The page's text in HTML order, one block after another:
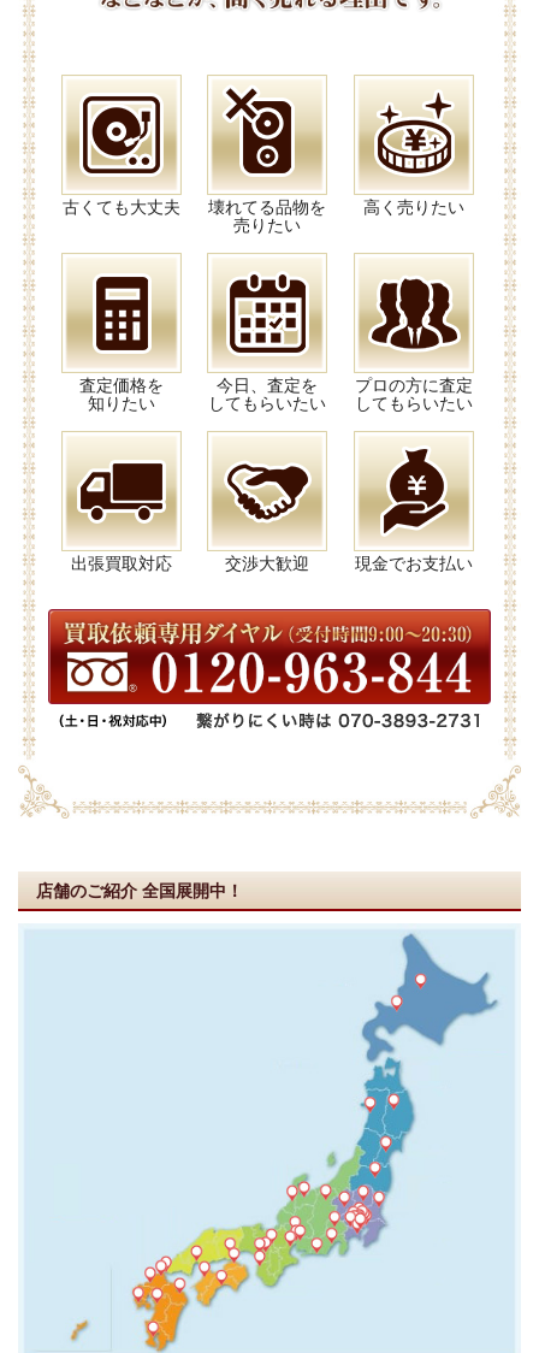
古くても大丈夫
壊れてる品物を
売りたい
高く売りたい
査定価格を
知りたい
今日、査定を
してもらいたい
プロの方に査定
してもらいたい
出張買取対応 交渉大歓迎 現金でお支払い
店舗のご紹介 全国展開中！